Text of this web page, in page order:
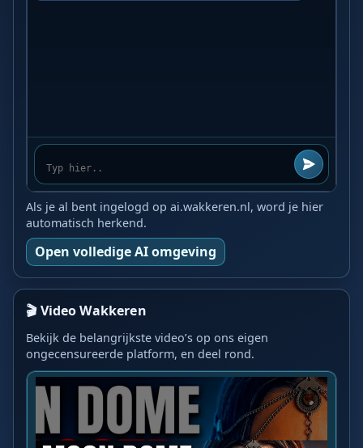
Als je al bent ingelogd op ai.wakkeren.nl, word je hier
automatisch herkend.
Open volledige AI omgeving
🎬 Video Wakkeren
Bekijk de belangrijkste video’s op ons eigen
ongecensureerde platform, en deel rond.